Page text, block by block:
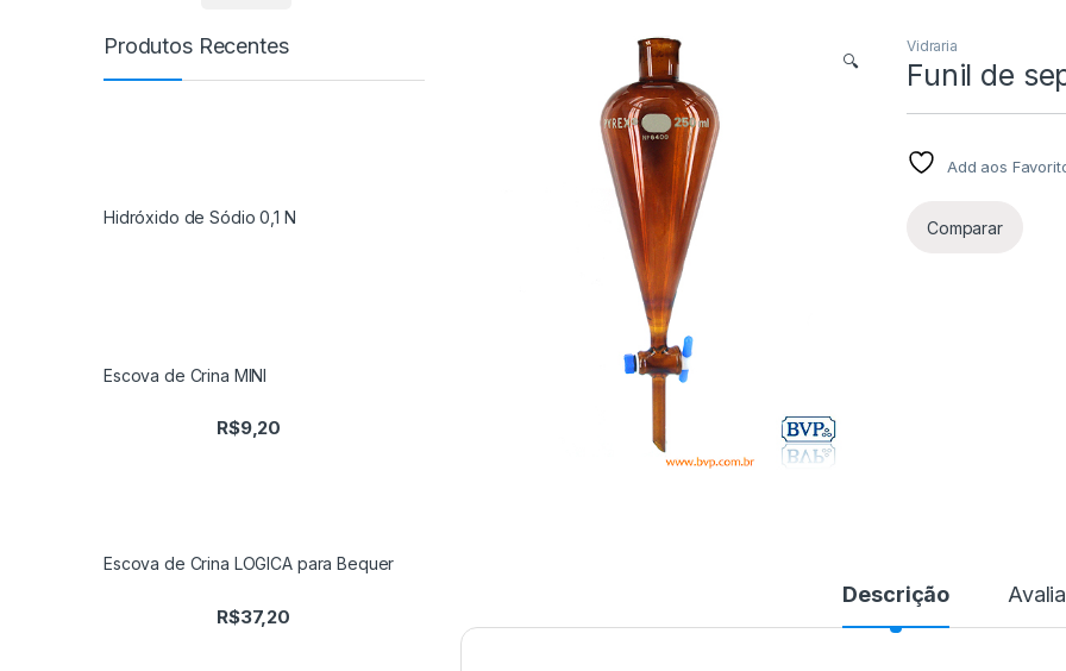
🔍
Vidraria
Funil de
Add aos
Comparar
Descrição
Produtos Recentes
Hidróxido de Sódio 0,1 N
Escova de Crina MINI
R$9,20
Escova de Crina LOGICA para Bequer
R$37,20